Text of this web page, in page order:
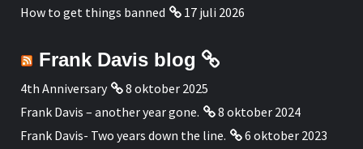
How to get things banned
17 juli 2026
Frank Davis blog
4th Anniversary
8 oktober 2025
Frank Davis – another year gone.
8 oktober 2024
Frank Davis- Two years down the line.
6 oktober 2023